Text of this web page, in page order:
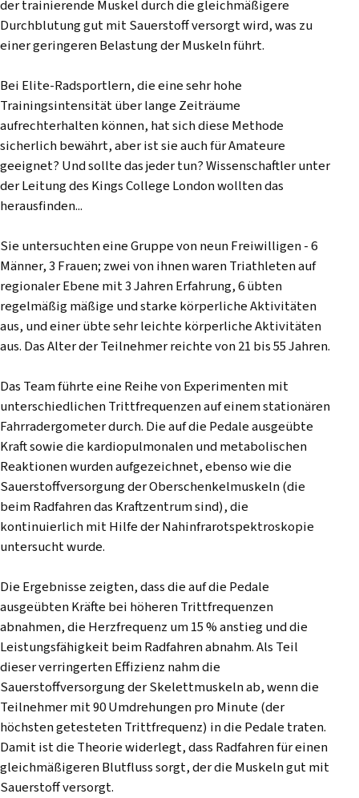
der trainierende Muskel durch die gleichmäßigere
Durchblutung gut mit Sauerstoff versorgt wird, was zu
einer geringeren Belastung der Muskeln führt.
Bei Elite-Radsportlern, die eine sehr hohe
Trainingsintensität über lange Zeiträume
aufrechterhalten können, hat sich diese Methode
sicherlich bewährt, aber ist sie auch für Amateure
geeignet? Und sollte das jeder tun? Wissenschaftler unter
der Leitung des Kings College London wollten das
herausfinden...
Sie untersuchten eine Gruppe von neun Freiwilligen - 6
Männer, 3 Frauen; zwei von ihnen waren Triathleten auf
regionaler Ebene mit 3 Jahren Erfahrung, 6 übten
regelmäßig mäßige und starke körperliche Aktivitäten
aus, und einer übte sehr leichte körperliche Aktivitäten
aus. Das Alter der Teilnehmer reichte von 21 bis 55 Jahren.
Das Team führte eine Reihe von Experimenten mit
unterschiedlichen Trittfrequenzen auf einem stationären
Fahrradergometer durch. Die auf die Pedale ausgeübte
Kraft sowie die kardiopulmonalen und metabolischen
Reaktionen wurden aufgezeichnet, ebenso wie die
Sauerstoffversorgung der Oberschenkelmuskeln (die
beim Radfahren das Kraftzentrum sind), die
kontinuierlich mit Hilfe der Nahinfrarotspektroskopie
untersucht wurde.
Die Ergebnisse zeigten, dass die auf die Pedale
ausgeübten Kräfte bei höheren Trittfrequenzen
abnahmen, die Herzfrequenz um 15 % anstieg und die
Leistungsfähigkeit beim Radfahren abnahm. Als Teil
dieser verringerten Effizienz nahm die
Sauerstoffversorgung der Skelettmuskeln ab, wenn die
Teilnehmer mit 90 Umdrehungen pro Minute (der
höchsten getesteten Trittfrequenz) in die Pedale traten.
Damit ist die Theorie widerlegt, dass Radfahren für einen
gleichmäßigeren Blutfluss sorgt, der die Muskeln gut mit
Sauerstoff versorgt.